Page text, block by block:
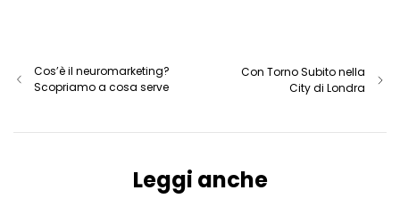
Cos’è il neuromarketing?
Scopriamo a cosa serve
Con Torno Subito nella
City di Londra
Leggi anche